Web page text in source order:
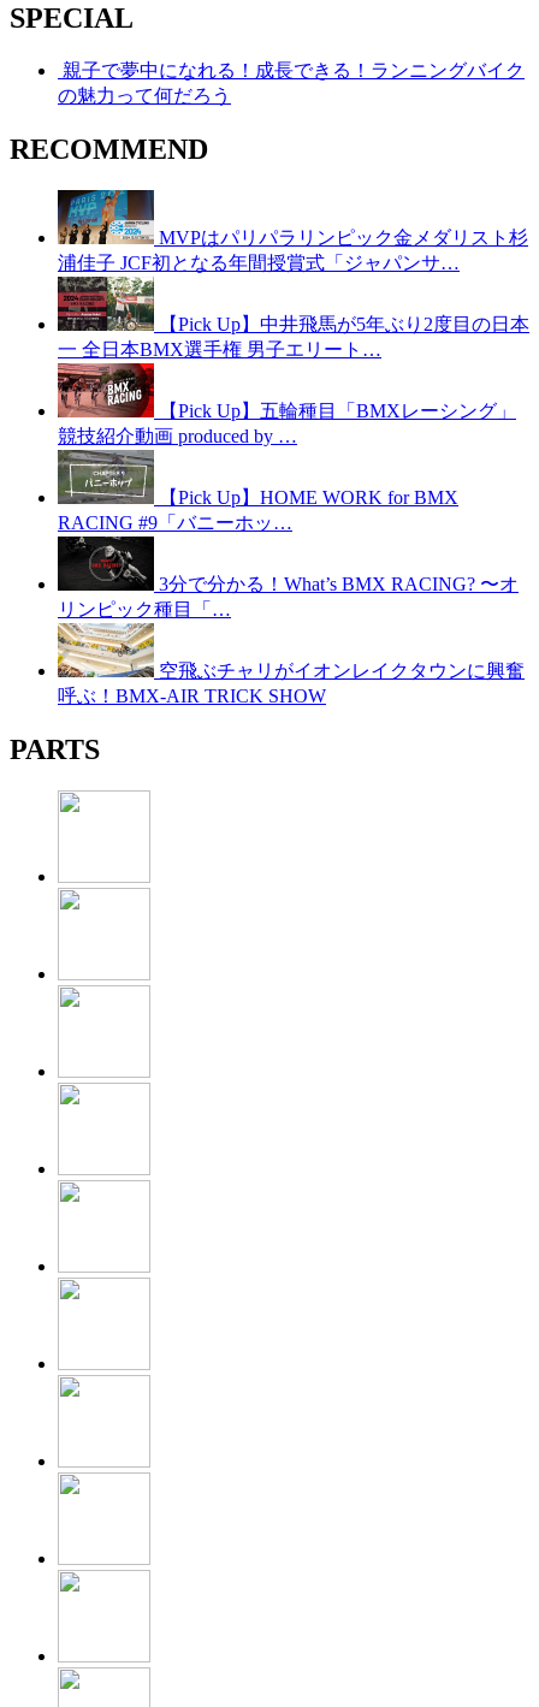
SPECIAL
親子で夢中になれる！成長できる！ランニングバイク
の魅力って何だろう
RECOMMEND
MVPはパリパラリンピック金メダリスト杉
浦佳子 JCF初となる年間授賞式「ジャパンサ…
【Pick Up】中井飛馬が5年ぶり2度目の日本
一 全日本BMX選手権 男子エリート…
【Pick Up】五輪種目「BMXレーシング」
競技紹介動画 produced by …
【Pick Up】HOME WORK for BMX
RACING #9「バニーホッ…
3分で分かる！What’s BMX RACING? 〜オ
リンピック種目「…
空飛ぶチャリがイオンレイクタウンに興奮
呼ぶ！BMX-AIR TRICK SHOW
PARTS